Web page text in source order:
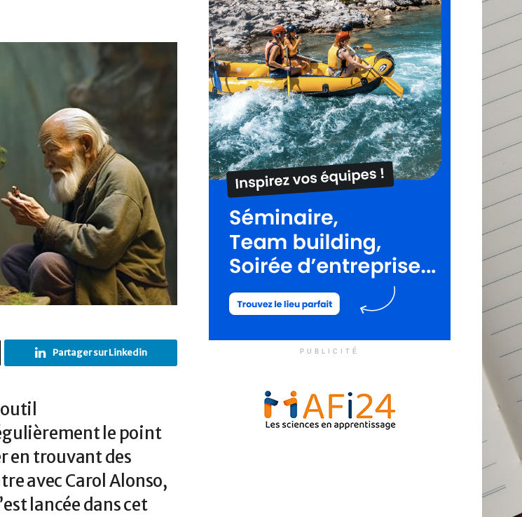
Partager sur Linkedin
le point
en trouvant des
avec Carol Alonso,
lancée dans cet
PUBLICITÉ